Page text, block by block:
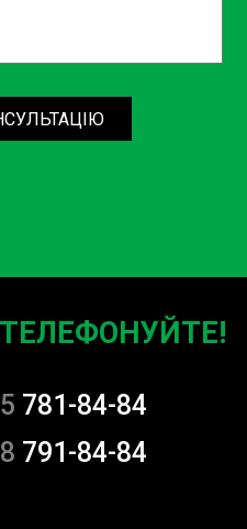
ТЕЛЕФОНУЙТЕ!
781-84-84
791-84-84